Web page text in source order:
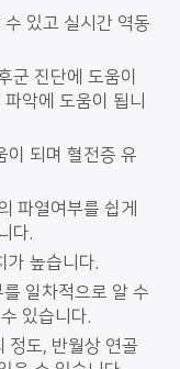
있고 실시간 역동
군 진단에 도움이
악에 도움이 됩니
이 되며 혈전증 유
파열여부를 쉽게
다.
가 높습니다.
일차적으로 알 수
있습니다.
정도, 반월상 연골